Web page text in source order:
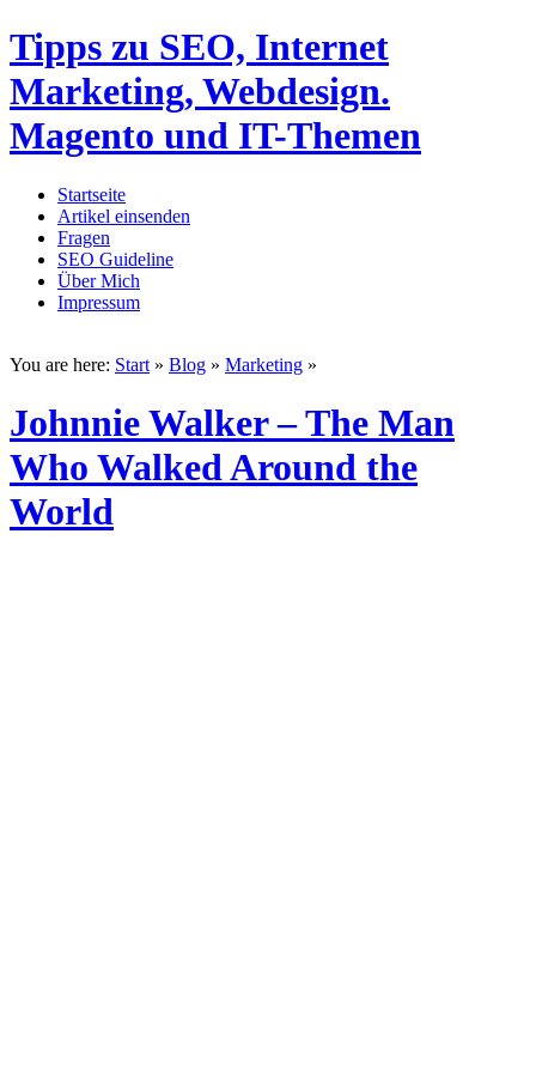
Tipps zu SEO, Internet
Marketing, Webdesign.
Magento und IT-Themen
Startseite
Artikel einsenden
Fragen
SEO Guideline
Über Mich
Impressum
You are here: Start » Blog » Marketing »
Johnnie Walker – The Man
Who Walked Around the
World